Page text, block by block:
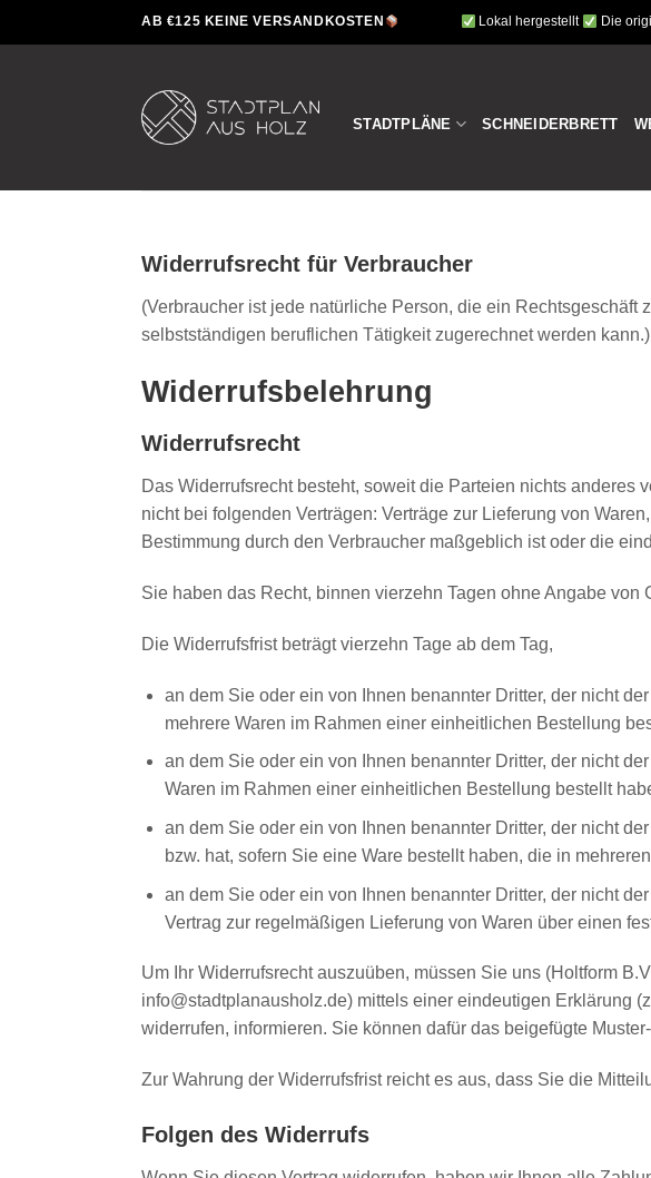
Inhalt
AB €125 KEINE VERSANDKOSTEN Lokal hergestellt Die
STADTPLÄNE SCHNEIDERBRETT
Widerrufsrecht für Verbraucher
(Verbraucher ist jede natürliche Person, die ein
selbstständigen beruflichen Tätigkeit zugerechnet werden kann.)
Widerrufsbelehrung
Widerrufsrecht
Das Widerrufsrecht besteht, soweit die Parteien nichts anderes
nicht bei folgenden Verträgen: Verträge zur Lieferung von
Bestimmung durch den Verbraucher maßgeblich ist oder die
Sie haben das Recht, binnen vierzehn Tagen ohne Angabe von
Die Widerrufsfrist beträgt vierzehn Tage ab dem Tag,
an dem Sie oder ein von Ihnen benannter Dritter, der nicht
mehrere Waren im Rahmen einer einheitlichen Bestellung
an dem Sie oder ein von Ihnen benannter Dritter, der nicht
Waren im Rahmen einer einheitlichen Bestellung bestellt
an dem Sie oder ein von Ihnen benannter Dritter, der nicht
bzw. hat, sofern Sie eine Ware bestellt haben, die in
an dem Sie oder ein von Ihnen benannter Dritter, der nicht
Vertrag zur regelmäßigen Lieferung von Waren über einen
Um Ihr Widerrufsrecht auszuüben, müssen Sie uns (Holtform
info@stadtplanausholz.de) mittels einer eindeutigen Erklärung
widerrufen, informieren. Sie können dafür das beigefügte
Zur Wahrung der Widerrufsfrist reicht es aus, dass Sie die
Folgen des Widerrufs